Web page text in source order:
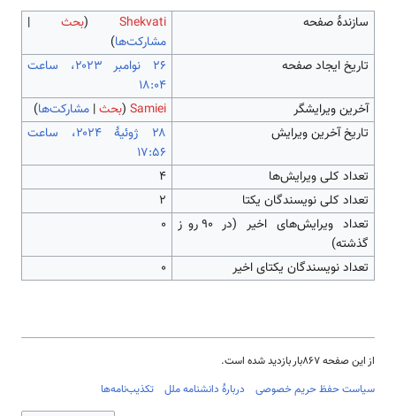
سازندۀ صفحه Shekvati
(بحث |
مشارکت‌ها)
تاریخ ایجاد صفحه
‏۲۶ نوامبر ۲۰۲۳، ساعت
۱۸:۰۴
آخرین ویرایشگر
Samiei
(بحث| مشارکت‌ها)
تاریخ آخرین ویرایش
‏۲۸ ژوئیهٔ ۲۰۲۴، ساعت
۱۷:۵۶
تعداد کلی ویرایش‌ها
۴
تعداد کلی نویسندگان یکتا
۲
تعداد ویرایش‌های اخیر (در ۹۰ روز
گذشته)
۰
تعداد نویسندگان یکتای اخیر ۰
از این صفحه ۸۶۷بار بازدید شده است.
سیاست حفظ حریم خصوصی
دربارهٔ دانشنامه ملل تکذیب‌نامه‌ها